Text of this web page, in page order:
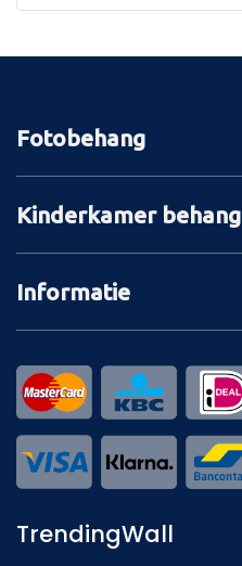
Fotobehang
Kinderkamer behang
Informatie
TrendingWall